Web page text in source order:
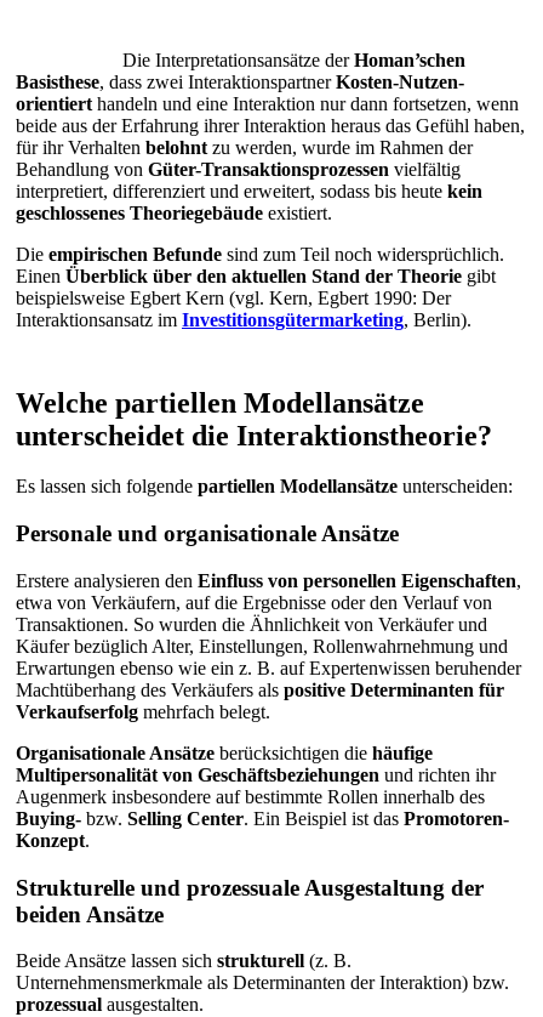
Die Interpretationsansätze derHoman’schen
Basisthese, dass zwei InteraktionspartnerKosten-Nutzen-
orientiert handeln und eine Interaktion nur dann fortsetzen, wenn
beide aus der Erfahrung ihrer Interaktion heraus das Gefühl haben,
für ihr Verhalten belohnt zu werden, wurde im Rahmen der
Behandlung von Güter-Transaktionsprozessen vielfältig
interpretiert, differenziert und erweitert, sodass bis heute kein
geschlossenes Theoriegebäude existiert.
Die empirischen Befunde sind zum Teil noch widersprüchlich.
Einen Überblick über den aktuellen Stand der Theorie gibt
beispielsweise Egbert Kern (vgl. Kern, Egbert 1990: Der
Interaktionsansatz im Investitionsgütermarketing, Berlin).
Welche partiellen Modellansätze
unterscheidet die Interaktionstheorie?
Es lassen sich folgende partiellen Modellansätze unterscheiden:
Personale und organisationale Ansätze
Erstere analysieren den Einfluss von personellen Eigenschaften,
etwa von Verkäufern, auf die Ergebnisse oder den Verlauf von
Transaktionen. So wurden die Ähnlichkeit von Verkäufer und
Käufer bezüglich Alter, Einstellungen, Rollenwahrnehmung und
Erwartungen ebenso wie ein z. B. auf Expertenwissen beruhender
Machtüberhang des Verkäufers als positive Determinanten für
Verkaufserfolg mehrfach belegt.
Organisationale Ansätze berücksichtigen die häufige
Multipersonalität von Geschäftsbeziehungen und richten ihr
Augenmerk insbesondere auf bestimmte Rollen innerhalb des
Buying- bzw. Selling Center. Ein Beispiel ist das Promotoren-
Konzept.
Strukturelle und prozessuale Ausgestaltung der
beiden Ansätze
Beide Ansätze lassen sich strukturell (z. B.
Unternehmensmerkmale als Determinanten der Interaktion) bzw.
prozessual ausgestalten.